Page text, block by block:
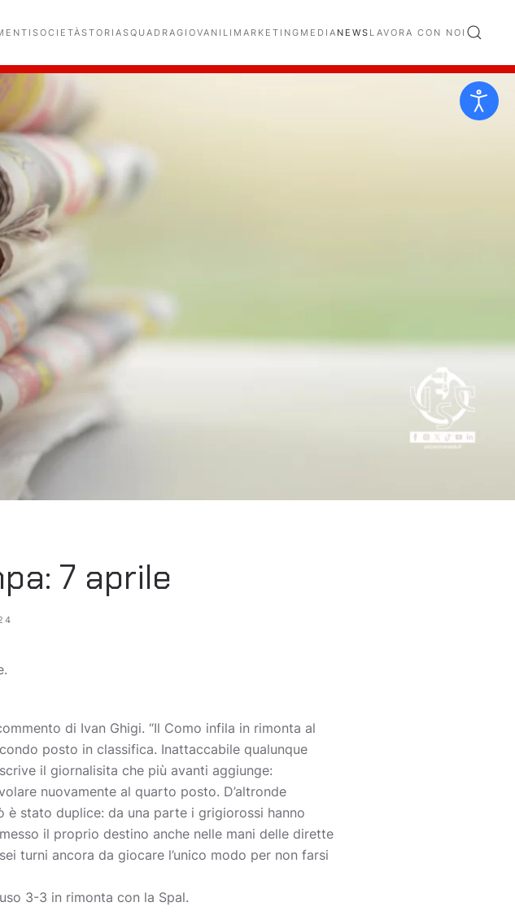
SOCIETÀSTORIASQUADRAGIOVANILI MARKETING MEDIA NEWS LAVORA CON NOI
7 aprile
di Ivan Ghigi. “Il Como infila in rimonta al
posto in classifica. Inattaccabile qualunque
il giornalisita che più avanti aggiunge:
nuovamente al quarto posto. D’altronde
stato duplice: da una parte i grigiorossi hanno
il proprio destino anche nelle mani delle dirette
turni ancora da giocare l’unico modo per non farsi
3-3 in rimonta con la Spal.